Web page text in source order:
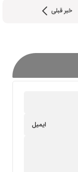
خبر قبلی